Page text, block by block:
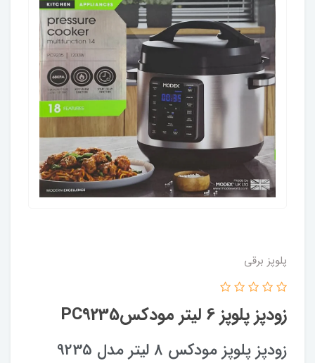
پلوپز برقی
زودپز پلوپز 6 لیتر مودکسPC9235
زودپز پلوپز مودکس 8 لیتر مدل 9235